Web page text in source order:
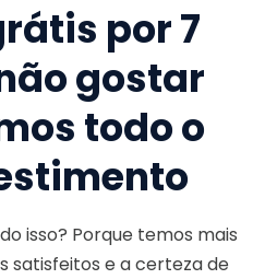
por 7
gostar
todo o
isso? Porque temos mais
satisfeitos e a certeza de